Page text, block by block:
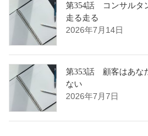
第354話 コンサルタ
走る走る
2026年7月14日
第353話 顧客はあな
ない
2026年7月7日